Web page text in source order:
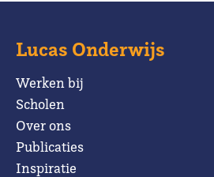
Lucas Onderwijs
Werken bij
Scholen
Over ons
Publicaties
Inspiratie